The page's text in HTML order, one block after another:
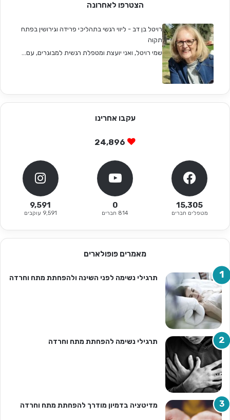
הצטרפו לאחרונה
רויטל בן דב - ליווי רגשי בתהליכי פרידה וגירושין בפתח
תקוה
שמי רויטל, ואני יועצת ומטפלת רגשית למבוגרים, עם...
עקבו אחרינו
24,896
15,305
מטפלים חברים
0
814 חברים
9,591
9,591 עוקבים
מאמרים פופולארים
תרגילי נשימה לפני השינה ולהפחתת מתח וחרדה
תרגילי נשימה להפחתת מתח וחרדה
מדיטציה בדמיון מודרך להפחתת מתח וחרדה